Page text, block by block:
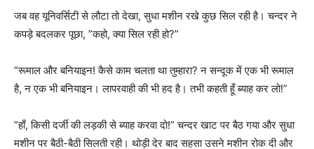
जब वह यूनिवर्सिटी से लौटा तो देखा, सुधा मशीन रखे कुछ सिल रही है। चन्दर ने
कपड़े बदलकर पूछा, ”कहो, क्या सिल रही हो?”
”रूमाल और बनियाइन! कैसे काम चलता था तुम्हारा? न सन्दूक में एक भी रूमाल
है, न एक भी बनियाइन। लापरवाही की भी हद है। तभी कहती हूँ ब्याह कर लो!”
”हाँ, किसी दर्जी की लड़की से ब्याह करवा दो!” चन्दर खाट पर बैठ गया और सुधा
मशीन पर बैठी-बैठी सिलती रही। थोड़ी देर बाद सहसा उसने मशीन रोक दी और